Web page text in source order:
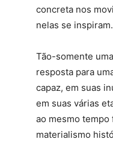
concreta nos
nelas se inspiram.
Tão-somente
resposta para
capaz, em suas
em suas várias
ao mesmo
materialismo